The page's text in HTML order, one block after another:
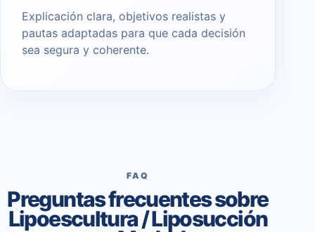
Explicación clara, objetivos realistas y
pautas adaptadas para que cada decisión
sea segura y coherente.
FAQ
Preguntas frecuentes sobre
Lipoescultura / Liposucción